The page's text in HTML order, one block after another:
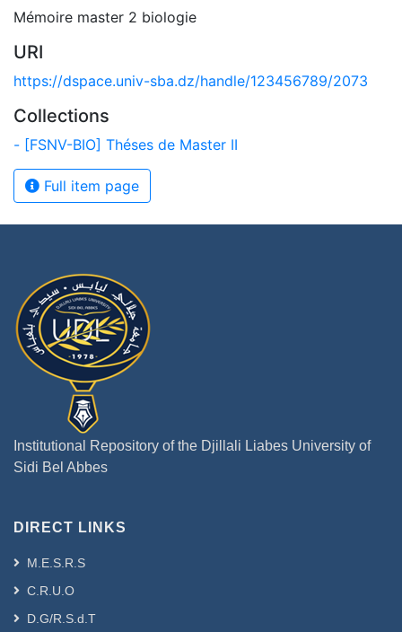
Mémoire master 2 biologie
URI
https://dspace.univ-sba.dz/handle/123456789/2073
Collections
- [FSNV-BIO] Théses de Master II
Full item page
Institutional Repository of the Djillali Liabes University of
Sidi Bel Abbes
DIRECT LINKS
M.E.S.R.S
C.R.U.O
D.G/R.S.d.T